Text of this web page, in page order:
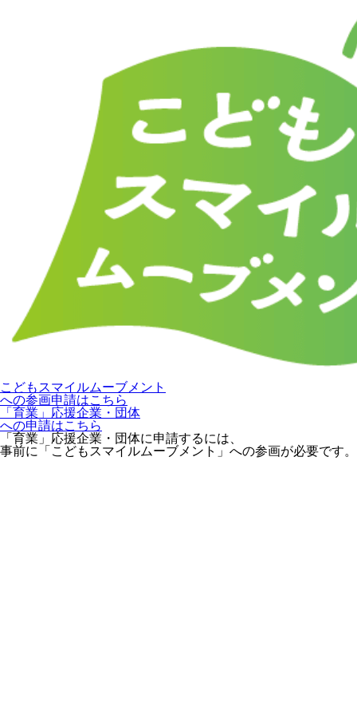
こどもスマイルムーブメント
への参画申請はこちら
「育業」応援企業・団体
への申請はこちら
「育業」応援企業・団体に申請するには、
事前に「こどもスマイルムーブメント」への参画が必要です。